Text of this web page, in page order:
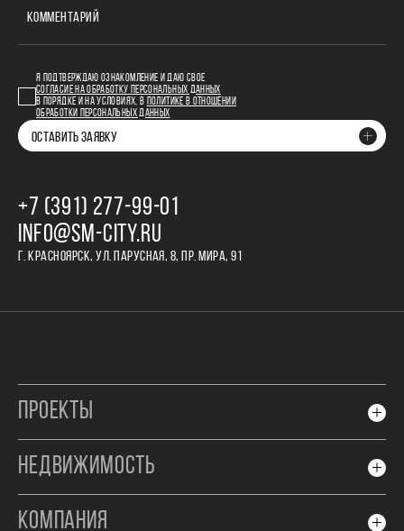
КОММЕНТАРИЙ
Я ПОДТВЕРЖДАЮ ОЗНАКОМЛЕНИЕ И ДАЮ СВОЕ
СОГЛАСИЕ НА ОБРАБОТКУ ПЕРСОНАЛЬНЫХ ДАННЫХ
В ПОРЯДКЕ И НА УСЛОВИЯХ, В
ПОЛИТИКЕ В ОТНОШЕНИИ
ОБРАБОТКИ ПЕРСОНАЛЬНЫХ ДАННЫХ
ОСТАВИТЬ ЗАЯВКУ
+7 (391) 277‒99‒01
INFO@SM-CITY.RU
Г. КРАСНОЯРСК, УЛ. ПАРУСНАЯ, 8, ПР. МИРА, 91
ПРОЕКТЫ
НЕДВИЖИМОСТЬ
КОМПАНИЯ